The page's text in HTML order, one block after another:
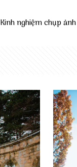
Kinh nghiệm chụp ảnh